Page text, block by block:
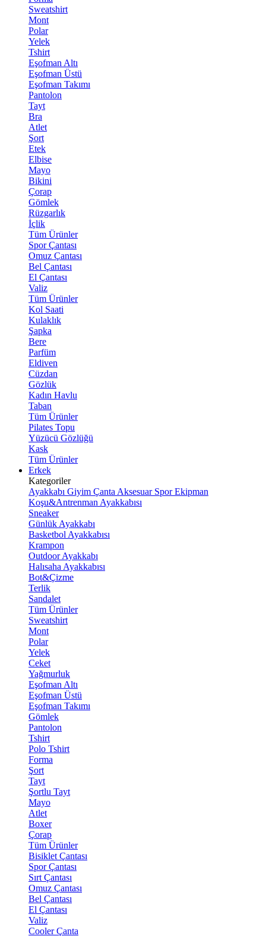
Sweatshirt
Mont
Polar
Yelek
Tshirt
Eşofman Altı
Eşofman Üstü
Eşofman Takımı
Pantolon
Tayt
Bra
Atlet
Şort
Etek
Elbise
Mayo
Bikini
Çorap
Gömlek
Rüzgarlık
İçlik
Tüm Ürünler
Spor Çantası
Omuz Çantası
Bel Çantası
El Çantası
Valiz
Tüm Ürünler
Kol Saati
Kulaklık
Şapka
Bere
Parfüm
Eldiven
Cüzdan
Gözlük
Kadın Havlu
Taban
Tüm Ürünler
Pilates Topu
Yüzücü Gözlüğü
Kask
Tüm Ürünler
Erkek
Kategoriler
Ayakkabı Giyim Çanta Aksesuar Spor Ekipman
Koşu&Antrenman Ayakkabısı
Sneaker
Günlük Ayakkabı
Basketbol Ayakkabısı
Krampon
Outdoor Ayakkabı
Halısaha Ayakkabısı
Bot&Çizme
Terlik
Sandalet
Tüm Ürünler
Sweatshirt
Mont
Polar
Yelek
Ceket
Yağmurluk
Eşofman Altı
Eşofman Üstü
Eşofman Takımı
Gömlek
Pantolon
Tshirt
Polo Tshirt
Forma
Şort
Tayt
Şortlu Tayt
Mayo
Atlet
Boxer
Çorap
Tüm Ürünler
Bisiklet Çantası
Spor Çantası
Sırt Çantası
Omuz Çantası
Bel Çantası
El Çantası
Valiz
Cooler Çanta